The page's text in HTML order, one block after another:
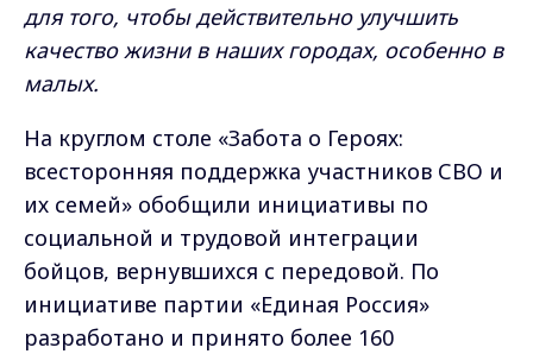
для того, чтобы действительно улучшить
качество жизни в наших городах, особенно в
малых.
На круглом столе «Забота о Героях:
всесторонняя поддержка участников СВО и
их семей» обобщили инициативы по
социальной и трудовой интеграции
бойцов, вернувшихся с передовой. По
инициативе партии «Единая Россия»
разработано и принято более 160